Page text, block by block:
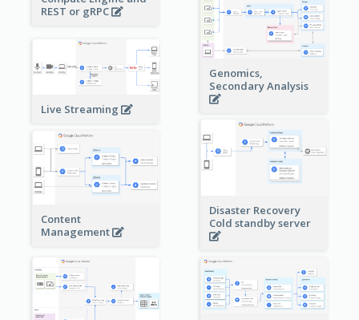
REST or gRPC
Genomics,
Secondary Analysis
Live Streaming
Disaster Recovery
Cold standby server
Content
Management